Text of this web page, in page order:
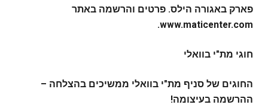
פארק באגורה הילס. פרטים והרשמה באתר
www.maticenter.com
.
חוגי מת"י בוואלי
החוגים של סניף מת"י בוואלי ממשיכים בהצלחה –
ההרשמה בעיצומה!